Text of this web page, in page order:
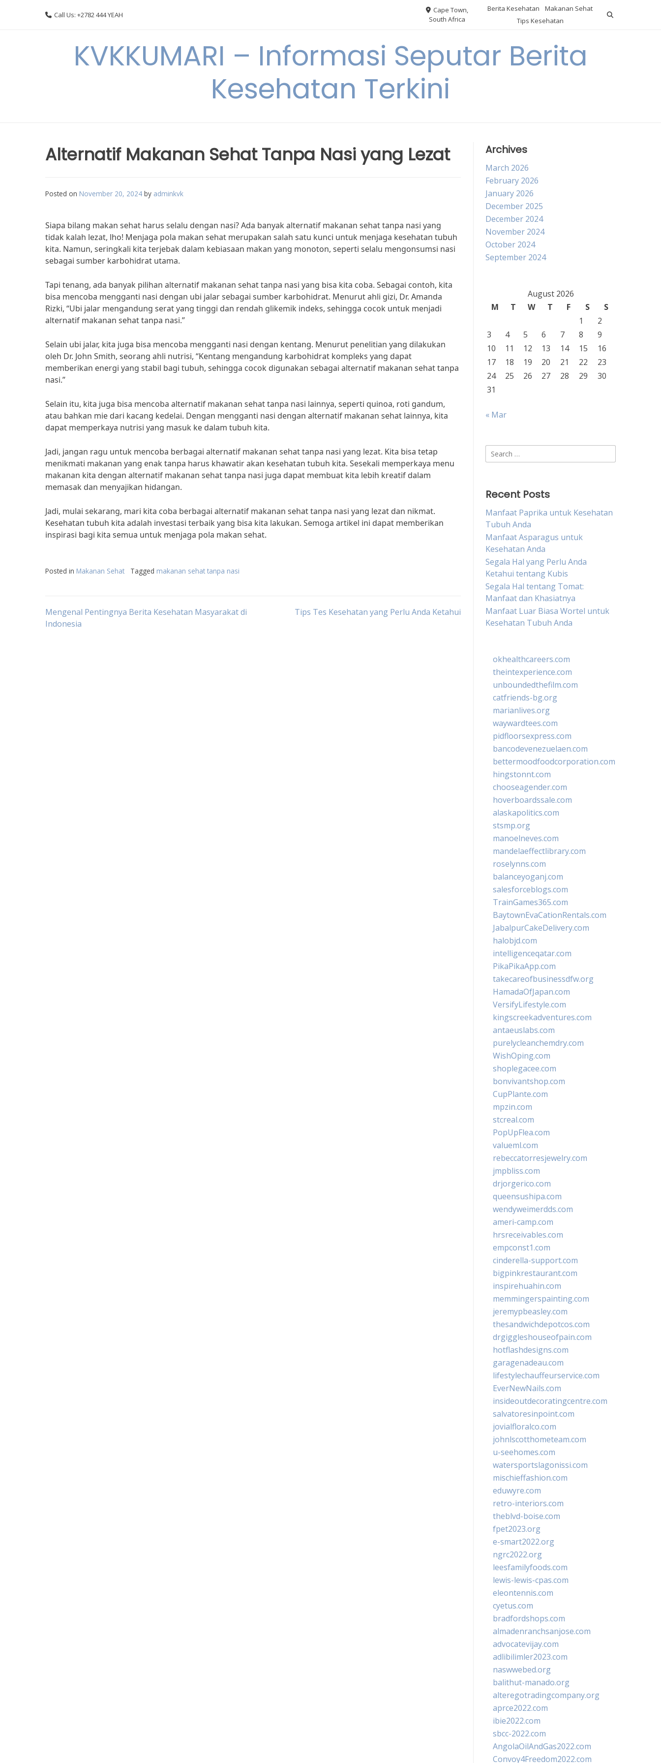
Call Us: +2782 444 YEAH
Cape Town,
South Africa
Berita Kesehatan
Makanan Sehat
Tips Kesehatan
KVKKUMARI – Informasi Seputar Berita
Kesehatan Terkini
Alternatif Makanan Sehat Tanpa Nasi yang Lezat
Posted on November 20, 2024 by adminkvk
Siapa bilang makan sehat harus selalu dengan nasi? Ada banyak alternatif makanan sehat tanpa nasi yang
tidak kalah lezat, lho! Menjaga pola makan sehat merupakan salah satu kunci untuk menjaga kesehatan tubuh
kita. Namun, seringkali kita terjebak dalam kebiasaan makan yang monoton, seperti selalu mengonsumsi nasi
sebagai sumber karbohidrat utama.
Tapi tenang, ada banyak pilihan alternatif makanan sehat tanpa nasi yang bisa kita coba. Sebagai contoh, kita
bisa mencoba mengganti nasi dengan ubi jalar sebagai sumber karbohidrat. Menurut ahli gizi, Dr. Amanda
Rizki, “Ubi jalar mengandung serat yang tinggi dan rendah glikemik indeks, sehingga cocok untuk menjadi
alternatif makanan sehat tanpa nasi.”
Selain ubi jalar, kita juga bisa mencoba mengganti nasi dengan kentang. Menurut penelitian yang dilakukan
oleh Dr. John Smith, seorang ahli nutrisi, “Kentang mengandung karbohidrat kompleks yang dapat
memberikan energi yang stabil bagi tubuh, sehingga cocok digunakan sebagai alternatif makanan sehat tanpa
nasi.”
Selain itu, kita juga bisa mencoba alternatif makanan sehat tanpa nasi lainnya, seperti quinoa, roti gandum,
atau bahkan mie dari kacang kedelai. Dengan mengganti nasi dengan alternatif makanan sehat lainnya, kita
dapat memperkaya nutrisi yang masuk ke dalam tubuh kita.
Jadi, jangan ragu untuk mencoba berbagai alternatif makanan sehat tanpa nasi yang lezat. Kita bisa tetap
menikmati makanan yang enak tanpa harus khawatir akan kesehatan tubuh kita. Sesekali memperkaya menu
makanan kita dengan alternatif makanan sehat tanpa nasi juga dapat membuat kita lebih kreatif dalam
memasak dan menyajikan hidangan.
Jadi, mulai sekarang, mari kita coba berbagai alternatif makanan sehat tanpa nasi yang lezat dan nikmat.
Kesehatan tubuh kita adalah investasi terbaik yang bisa kita lakukan. Semoga artikel ini dapat memberikan
inspirasi bagi kita semua untuk menjaga pola makan sehat.
Posted in Makanan Sehat Tagged makanan sehat tanpa nasi
Post
Mengenal Pentingnya Berita Kesehatan Masyarakat di
Indonesia
Tips Tes Kesehatan yang Perlu Anda Ketahui
Archives
March 2026
February 2026
January 2026
December 2025
December 2024
November 2024
October 2024
September 2024
August 2026
M
T W T F S
S
1
2
3
4 5 6 7 8
9
10
11 12 13 14 15
16
17
18 19 20 21 22
23
24
25 26 27 28 29
30
31
« Mar
Search
for:
Recent Posts
Manfaat Paprika untuk Kesehatan
Tubuh Anda
Manfaat Asparagus untuk
Kesehatan Anda
Segala Hal yang Perlu Anda
Ketahui tentang Kubis
Segala Hal tentang Tomat:
Manfaat dan Khasiatnya
Manfaat Luar Biasa Wortel untuk
Kesehatan Tubuh Anda
okhealthcareers.com
theintexperience.com
unboundedthefilm.com
catfriends-bg.org
marianlives.org
waywardtees.com
pidfloorsexpress.com
bancodevenezuelaen.com
bettermoodfoodcorporation.com
hingstonnt.com
chooseagender.com
hoverboardssale.com
alaskapolitics.com
stsmp.org
manoelneves.com
mandelaeffectlibrary.com
roselynns.com
balanceyoganj.com
salesforceblogs.com
TrainGames365.com
BaytownEvaCationRentals.com
JabalpurCakeDelivery.com
halobjd.com
intelligenceqatar.com
PikaPikaApp.com
takecareofbusinessdfw.org
HamadaOfJapan.com
VersifyLifestyle.com
kingscreekadventures.com
antaeuslabs.com
purelycleanchemdry.com
WishOping.com
shoplegacee.com
bonvivantshop.com
CupPlante.com
mpzin.com
stcreal.com
PopUpFlea.com
valueml.com
rebeccatorresjewelry.com
jmpbliss.com
drjorgerico.com
queensushipa.com
wendyweimerdds.com
ameri-camp.com
hrsreceivables.com
empconst1.com
cinderella-support.com
bigpinkrestaurant.com
inspirehuahin.com
memmingerspainting.com
jeremypbeasley.com
thesandwichdepotcos.com
drgiggleshouseofpain.com
hotflashdesigns.com
garagenadeau.com
lifestylechauffeurservice.com
EverNewNails.com
insideoutdecoratingcentre.com
salvatoresinpoint.com
jovialfloralco.com
johnlscotthometeam.com
u-seehomes.com
watersportslagonissi.com
mischieffashion.com
eduwyre.com
retro-interiors.com
theblvd-boise.com
fpet2023.org
e-smart2022.org
ngrc2022.org
leesfamilyfoods.com
lewis-lewis-cpas.com
eleontennis.com
cyetus.com
bradfordshops.com
almadenranchsanjose.com
advocatevijay.com
adlibilimler2023.com
naswwebed.org
balithut-manado.org
alteregotradingcompany.org
aprce2022.com
ibie2022.com
sbcc-2022.com
AngolaOilAndGas2022.com
Convoy4Freedom2022.com